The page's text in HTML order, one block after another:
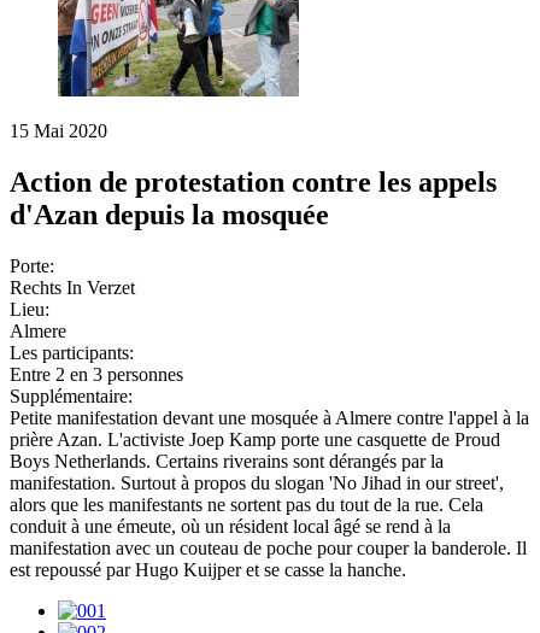
15 Mai 2020
Action de protestation contre les appels
d'Azan depuis la mosquée
Porte:
Rechts In Verzet
Lieu:
Almere
Les participants:
Entre 2 en 3 personnes
Supplémentaire:
Petite manifestation devant une mosquée à Almere contre l'appel à la
prière Azan. L'activiste Joep Kamp porte une casquette de Proud
Boys Netherlands. Certains riverains sont dérangés par la
manifestation. Surtout à propos du slogan 'No Jihad in our street',
alors que les manifestants ne sortent pas du tout de la rue. Cela
conduit à une émeute, où un résident local âgé se rend à la
manifestation avec un couteau de poche pour couper la banderole. Il
est repoussé par Hugo Kuijper et se casse la hanche.